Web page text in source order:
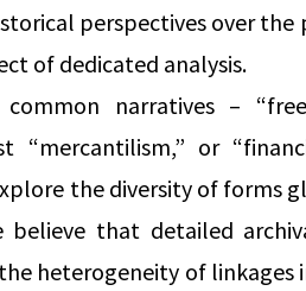
perspectives over
of dedicated analysis.
narratives –
“mercantilism,” or
the diversity of forms
believe that detailed
heterogeneity of linkages